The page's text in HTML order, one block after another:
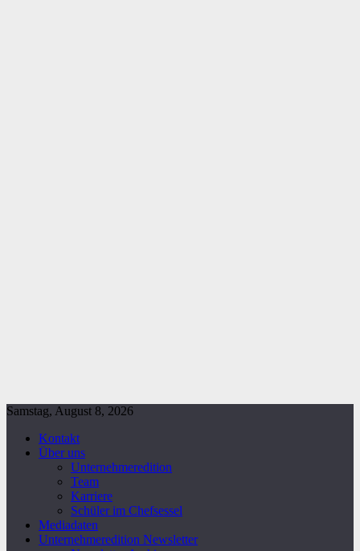
Samstag, August 8, 2026
Kontakt
Über uns
Unternehmeredition
Team
Karriere
Schüler im Chefsessel
Mediadaten
Unternehmeredition Newsletter